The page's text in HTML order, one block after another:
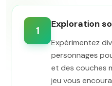
1
Exploration
Expérimentez
personnages
et des couches
jeu vous